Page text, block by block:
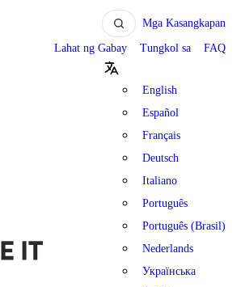
Mga Kasangkapan
Lahat ng Gabay Tungkol sa FAQ
English
Español
Français
Deutsch
Italiano
Português
Português (Brasil)
Nederlands
Українська